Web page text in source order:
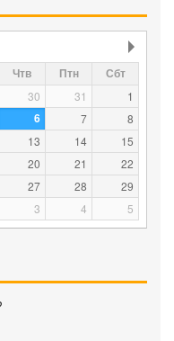
Чтв Птн Сбт
30 31
1
6 7
8
13 14
15
20 21
22
27 28
29
3 4 5